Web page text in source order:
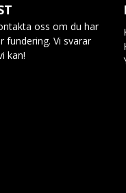
oss om du har
fundering. Vi svarar
kan!